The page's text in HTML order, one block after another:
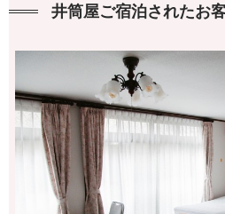
井筒屋ご宿泊されたお